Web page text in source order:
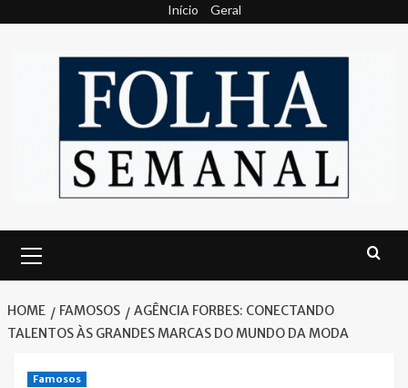
Início Geral
Menu
HOME FAMOSOS
AGÊNCIA FORBES: CONECTANDO
TALENTOS ÀS GRANDES MARCAS DO MUNDO DA MODA
Famosos